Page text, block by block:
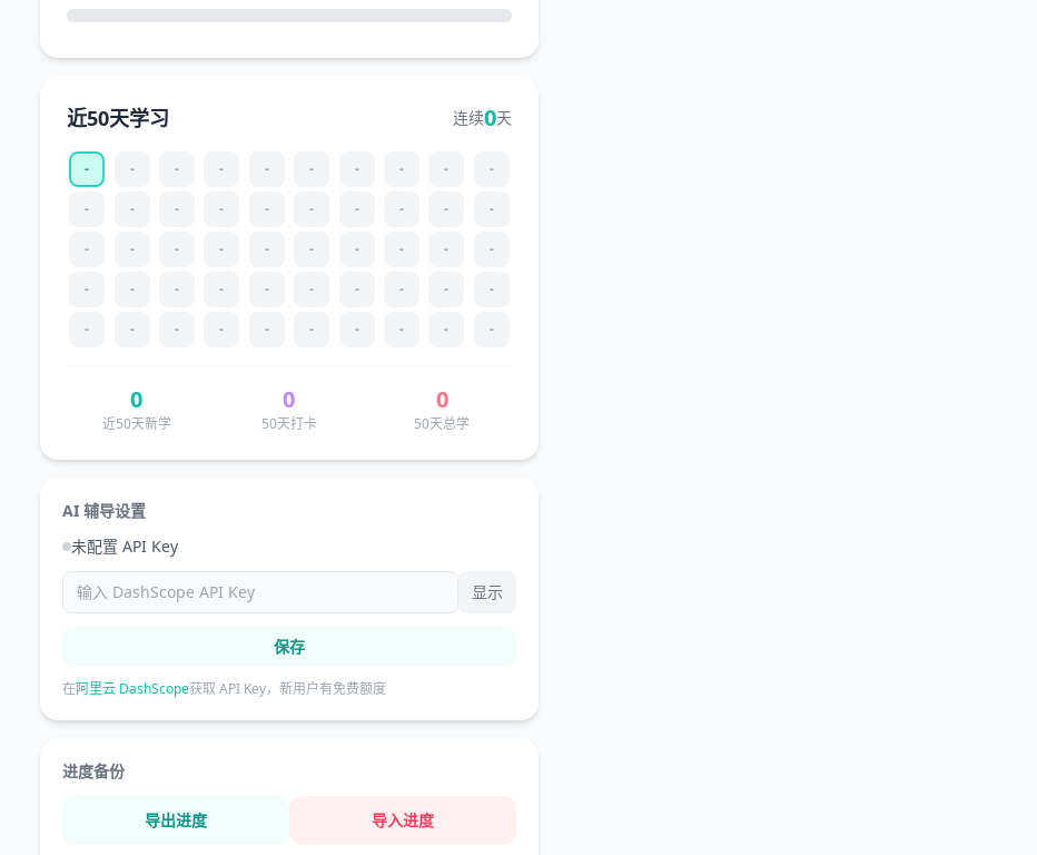
近50天学习 连续0天
- - - - - - - - - -
- - - - - - - - - -
- - - - - - - - - -
- - - - - - - - - -
- - - - - - - - - -
0
近50天新学
0
50天打卡
0
50天总学
AI 辅导设置
未配置 API Key
显示
保存
在阿里云 DashScope获取 API Key，新用户有免费额度
进度备份
导出进度 导入进度